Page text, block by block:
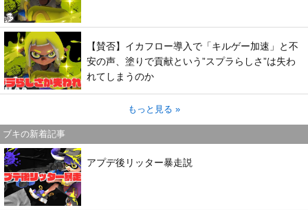
【賛否】イカフロー導入で「キルゲー加速」と不
安の声、塗りで貢献という”スプラらしさ”は失わ
れてしまうのか
もっと見る »
ブキの新着記事
アプデ後リッター暴走説